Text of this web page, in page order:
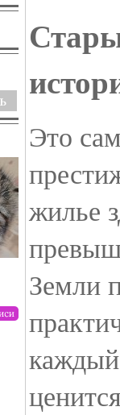
drunktwi
Это
жилье
Земли